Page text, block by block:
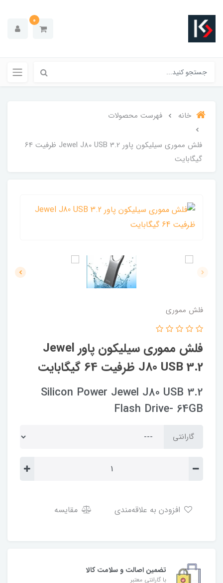
0
خانه فهرست محصولات
فلش مموری سیلیکون پاور Jewel J80 USB 3.2 ظرفیت 64
گیگابایت
فلش مموری
فلش مموری سیلیکون پاور Jewel
J80 USB 3.2 ظرفیت 64 گیگابایت
Silicon Power Jewel J80 USB 3.2
Flash Drive- 64GB
گارانتی
مقایسه
تضمین اصالت و سلامت کالا
با گارانتی معتبر